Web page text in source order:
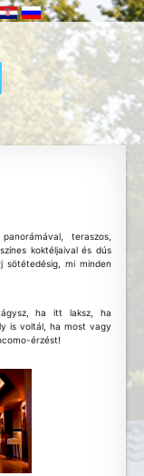
teraszos,
koktéljaival és dús
sötétedésig, mi minden
ha itt laksz, ha
is voltál, ha most vagy
érzést!